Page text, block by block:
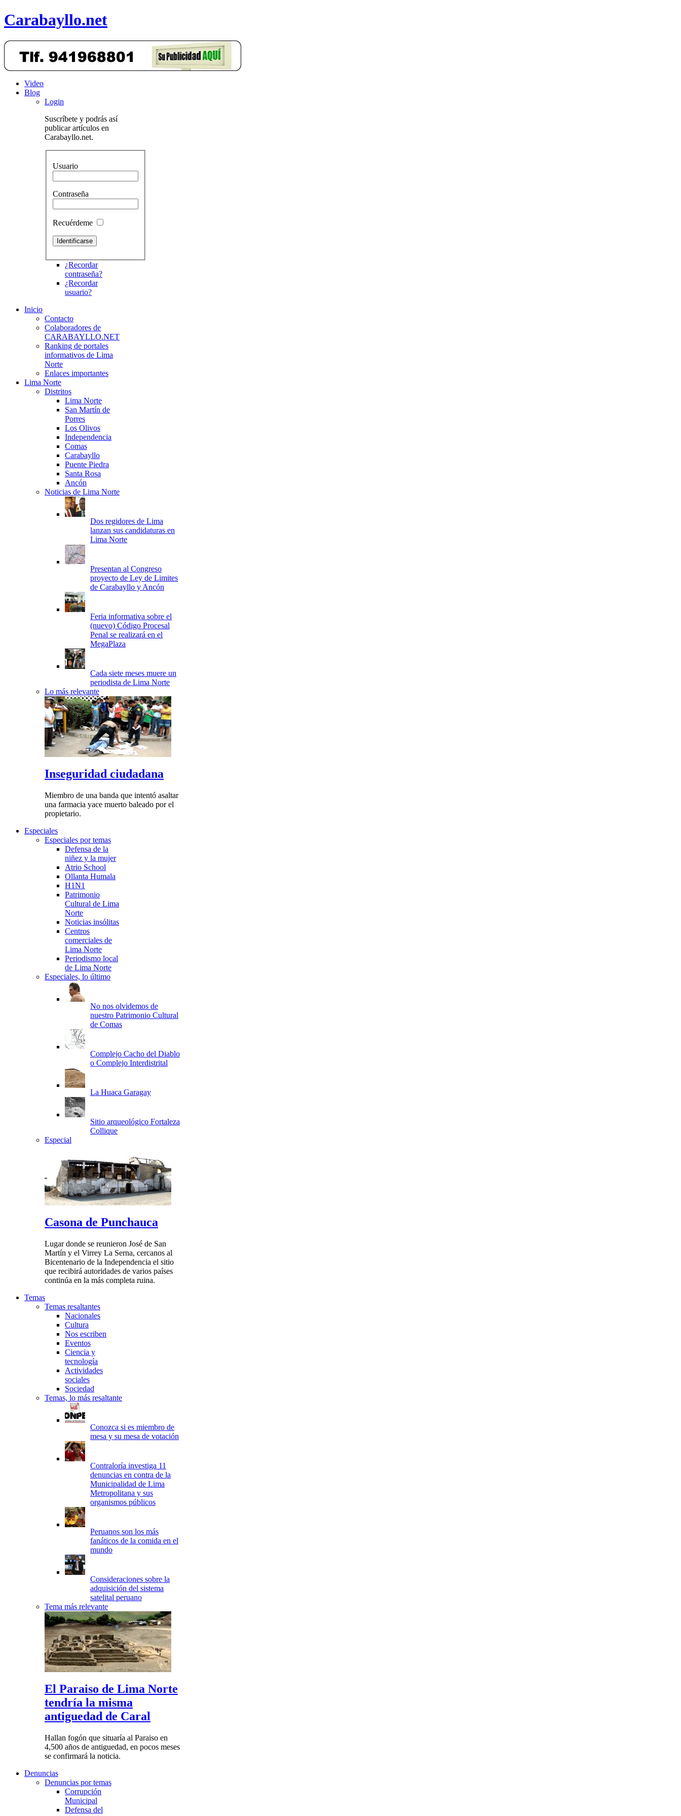
Carabayllo.net
Video
Blog
Login
Suscríbete y podrás así
publicar artículos en
Carabayllo.net.
Usuario
Contraseña
Recuérdeme
¿Recordar
contraseña?
¿Recordar
usuario?
Inicio
Contacto
Colaboradores de
CARABAYLLO.NET
Ranking de portales
informativos de Lima
Norte
Enlaces importantes
Lima Norte
Distritos
Lima Norte
San Martín de
Porres
Los Olivos
Independencia
Comas
Carabayllo
Puente Piedra
Santa Rosa
Ancón
Noticias de Lima Norte
Dos regidores de Lima
lanzan sus candidaturas en
Lima Norte
Presentan al Congreso
proyecto de Ley de Limites
de Carabayllo y Ancón
Feria informativa sobre el
(nuevo) Código Procesal
Penal se realizará en el
Cada siete meses muere un
periodista de Lima Norte
Lo más relevante
Inseguridad ciudadana
Miembro de una banda que intentó asaltar
una farmacia yace muerto baleado por el
propietario.
Especiales
Especiales por temas
Defensa de la
niñez y la mujer
Atrio School
Ollanta Humala
H1N1
Patrimonio
Cultural de Lima
Norte
Noticias insólitas
Centros
comerciales de
Lima Norte
Periodismo local
de Lima Norte
Especiales, lo último
No nos olvidemos de
nuestro Patrimonio Cultural
de Comas
Complejo Cacho del Diablo
o Complejo Interdistrital
La Huaca Garagay
Sitio arqueológico Fortaleza
Collique
Especial
Casona de Punchauca
Lugar donde se reunieron José de San
Martín y el Virrey La Serna, cercanos al
Bicentenario de la Independencia el sitio
que recibirá autoridades de varios países
continúa en la más completa ruina.
Temas
Temas resaltantes
Nacionales
Cultura
Nos escriben
Eventos
Ciencia y
tecnología
Actividades
sociales
Sociedad
Temas, lo más resaltante
Conozca si es miembro de
mesa y su mesa de votación
Contraloría investiga 11
denuncias en contra de la
Municipalidad de Lima
Metropolitana y sus
organismos públicos
Peruanos son los más
fanáticos de la comida en el
mundo
Consideraciones sobre la
adquisición del sistema
satelital peruano
Tema más relevante
El Paraiso de Lima Norte
tendría la misma
antiguedad de Caral
Hallan fogón que situaría al Paraiso en
4,500 años de antiguedad, en pocos meses
se confirmará la noticia.
Denuncias
Denuncias por temas
Corrupción
Municipal
Defensa del